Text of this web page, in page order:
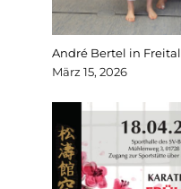
André Bertel in Freital
März 15, 2026